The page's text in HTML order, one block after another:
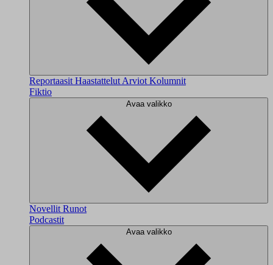
Reportaasit Haastattelut Arviot Kolumnit
Fiktio
Avaa valikko
Novellit Runot
Podcastit
Avaa valikko